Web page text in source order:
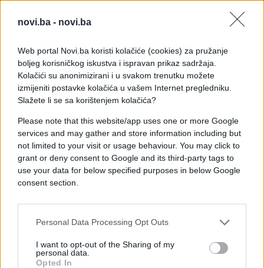
novi.ba - novi.ba
Web portal Novi.ba koristi kolačiće (cookies) za pružanje
boljeg korisničkog iskustva i ispravan prikaz sadržaja.
Kolačići su anonimizirani i u svakom trenutku možete
izmijeniti postavke kolačića u vašem Internet pregledniku.
Slažete li se sa korištenjem kolačića?
Please note that this website/app uses one or more Google
services and may gather and store information including but
not limited to your visit or usage behaviour. You may click to
grant or deny consent to Google and its third-party tags to
use your data for below specified purposes in below Google
consent section.
Personal Data Processing Opt Outs
I want to opt-out of the Sharing of my
personal data.
Opted In
#horoskop #astrologija
#današnji horoskop